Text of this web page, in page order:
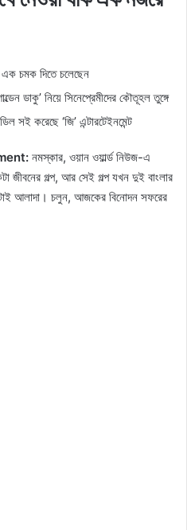
এক চমক দিতে চলেছেন
ডাকু’ নিয়ে সিনেপ্রেমীদের কৌতূহল তুঙ্গে
সই করেছে ‘জি’ এন্টারটেইনমেন্ট
নমস্কার, ওয়ান ওয়ার্ল্ড নিউজ-এ
জীবনের গল্প, আর সেই গল্প যখন দুই বাংলার
আলাদা। চলুন, আজকের বিনোদন সফরের